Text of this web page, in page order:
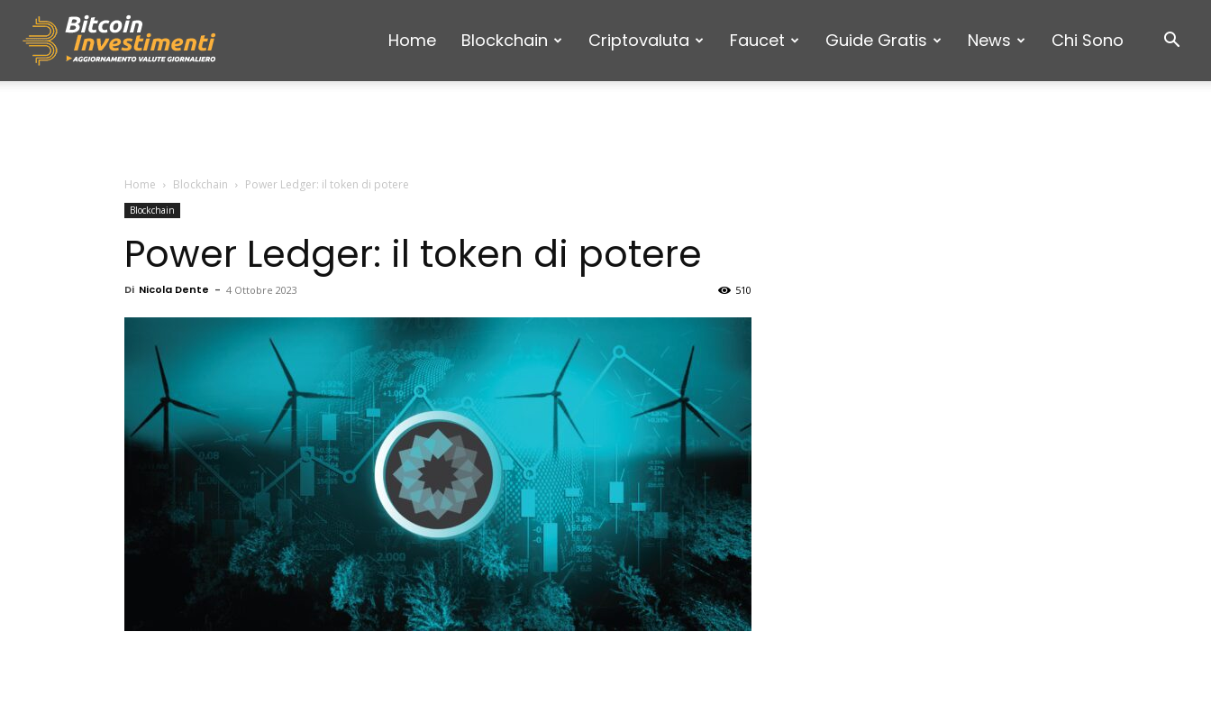
Home Blockchain Criptovaluta Faucet Guide Gratis News Chi Sono
Home Blockchain Power Ledger: il token di potere
Blockchain
Power Ledger: il token di potere
Di Nicola Dente - 4 Ottobre 2023 510